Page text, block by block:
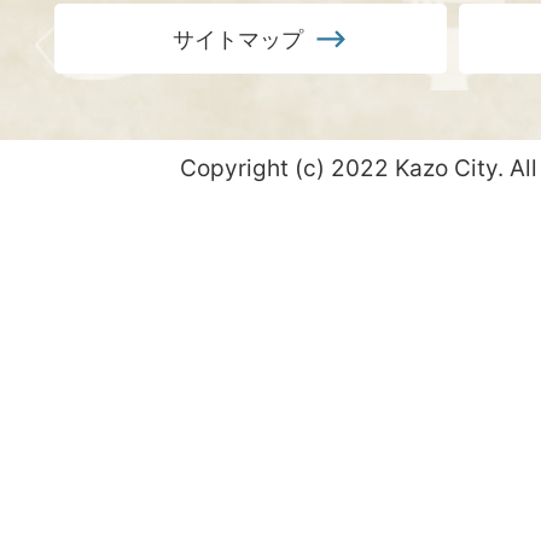
サイトマップ
Copyright (c) 2022 Kazo City.